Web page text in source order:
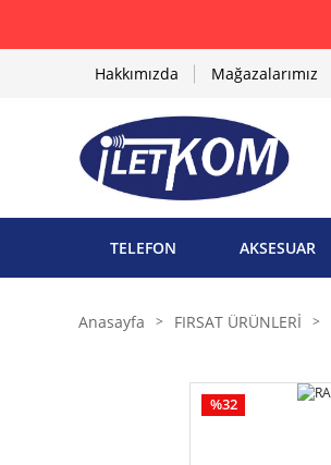
Hakkımızda Mağazalarımız
TELEFON AKSESUAR
Anasayfa FIRSAT ÜRÜNLERİ
%32